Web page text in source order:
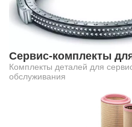
Сервис-комплекты
Комплекты деталей для
обслуживания